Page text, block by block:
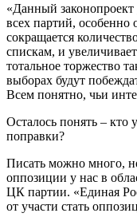
«Данный
всех партий,
сокращается
спискам, и
тотальное торжество
выборах будут
Всем понятно, чьи
Осталось понять –
поправки?
Писать можно много,
оппозиции у нас в
ЦК партии. «Единая
от участи стать